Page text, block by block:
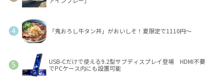
「鬼おろし牛タン丼」がおいしそ！夏限定で1110円～
USB-Cだけで使える9.2型サブディスプレイ登場 HDMI不要
でPCケース内にも設置可能